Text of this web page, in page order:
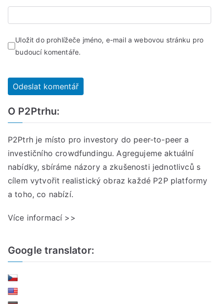
Uložit do prohlížeče jméno, e-mail a webovou stránku pro
budoucí komentáře.
O P2Ptrhu:
P2Ptrh je místo pro investory do peer-to-peer a
investičního crowdfundingu. Agregujeme aktuální
nabídky, sbíráme názory a zkušenosti jednotlivců s
cílem vytvořit realistický obraz každé P2P platformy
a toho, co nabízí.
Více informací >>
Google translator: